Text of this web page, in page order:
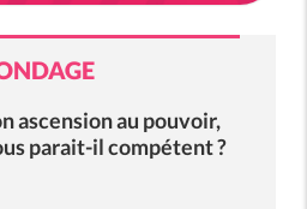
ascension au pouvoir,
parait-il compétent ?